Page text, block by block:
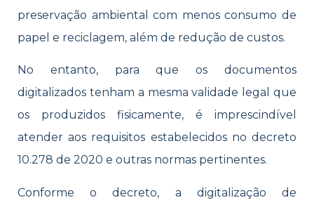
preservação ambiental com menos consumo de
papel e reciclagem, além de redução de custos.
No entanto, para que os documentos
digitalizados tenham a mesma validade legal que
os produzidos fisicamente, é imprescindível
atender aos requisitos estabelecidos no decreto
10.278 de 2020 e outras normas pertinentes.
Conforme o decreto, a digitalização de